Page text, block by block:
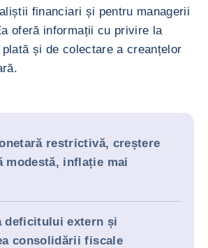
financiari și pentru managerii
oferă informații cu privire la
și de colectare a creanțelor
restrictivă, creștere
modestă, inflație mai
deficitului extern și
consolidării fiscale